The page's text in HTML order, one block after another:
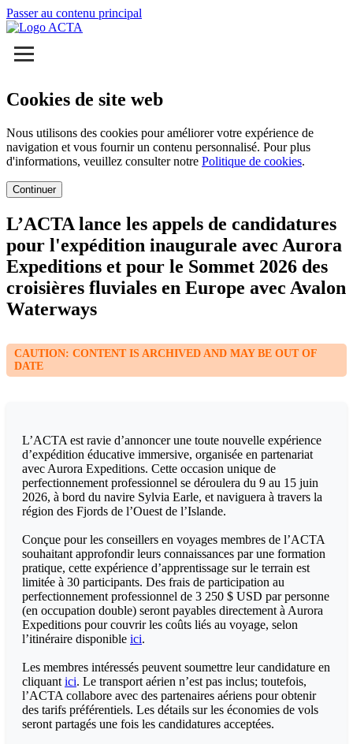
Passer au contenu principal
Cookies de site web
Nous utilisons des cookies pour améliorer votre expérience de
navigation et vous fournir un contenu personnalisé. Pour plus
d'informations, veuillez consulter notre Politique de cookies.
Continuer
L’ACTA lance les appels de candidatures
pour l'expédition inaugurale avec Aurora
Expeditions et pour le Sommet 2026 des
croisières fluviales en Europe avec Avalon
Waterways
CAUTION: CONTENT IS ARCHIVED AND MAY BE OUT OF
DATE
L’ACTA est ravie d’annoncer une toute nouvelle expérience
d’expédition éducative immersive, organisée en partenariat
avec Aurora Expeditions. Cette occasion unique de
perfectionnement professionnel se déroulera du 9 au 15 juin
2026, à bord du navire Sylvia Earle, et naviguera à travers la
région des Fjords de l’Ouest de l’Islande.
Conçue pour les conseillers en voyages membres de l’ACTA
souhaitant approfondir leurs connaissances par une formation
pratique, cette expérience d’apprentissage sur le terrain est
limitée à 30 participants. Des frais de participation au
perfectionnement professionnel de 3 250 $ USD par personne
(en occupation double) seront payables directement à Aurora
Expeditions pour couvrir les coûts liés au voyage, selon
l’itinéraire disponible ici.
Les membres intéressés peuvent soumettre leur candidature en
cliquant ici. Le transport aérien n’est pas inclus; toutefois,
l’ACTA collabore avec des partenaires aériens pour obtenir
des tarifs préférentiels. Les détails sur les économies de vols
seront partagés une fois les candidatures acceptées.